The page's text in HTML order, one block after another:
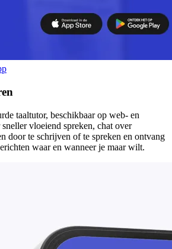
taaltutor, beschikbaar op web- en
vloeiend spreken, chat over
door te schrijven of te spreken en ontvang
waar en wanneer je maar wilt.